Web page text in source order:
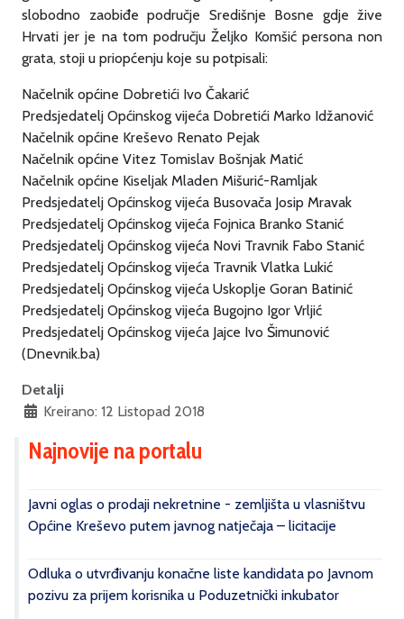
slobodno zaobiđe područje Središnje Bosne gdje žive
Hrvati jer je na tom području Željko Komšić persona non
grata, stoji u priopćenju koje su potpisali:
Načelnik općine Dobretići Ivo Čakarić
Predsjedatelj Općinskog vijeća Dobretići Marko Idžanović
Načelnik općine Kreševo Renato Pejak
Načelnik općine Vitez Tomislav Bošnjak Matić
Načelnik općine Kiseljak Mladen Mišurić-Ramljak
Predsjedatelj Općinskog vijeća Busovača Josip Mravak
Predsjedatelj Općinskog vijeća Fojnica Branko Stanić
Predsjedatelj Općinskog vijeća Novi Travnik Fabo Stanić
Predsjedatelj Općinskog vijeća Travnik Vlatka Lukić
Predsjedatelj Općinskog vijeća Uskoplje Goran Batinić
Predsjedatelj Općinskog vijeća Bugojno Igor Vrljić
Predsjedatelj Općinskog vijeća Jajce Ivo Šimunović
(Dnevnik.ba)
Detalji
Kreirano: 12 Listopad 2018
Najnovije na portalu
Javni oglas o prodaji nekretnine - zemljišta u vlasništvu
Općine Kreševo putem javnog natječaja – licitacije
Odluka o utvrđivanju konačne liste kandidata po Javnom
pozivu za prijem korisnika u Poduzetnički inkubator